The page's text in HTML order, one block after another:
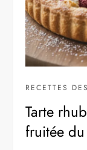
RECETTES
Tarte
fruitée